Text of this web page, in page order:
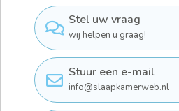
Stel uw vraag
wij helpen u graag!
Stuur een e-mail
info@slaapkamerweb.nl